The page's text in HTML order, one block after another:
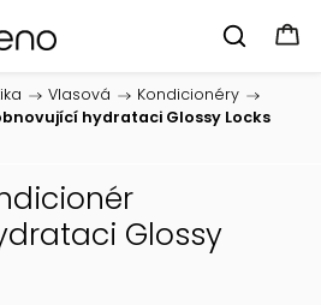
/ Vlasová / Kondicionéry /
hydrataci Glossy Locks
Glossy